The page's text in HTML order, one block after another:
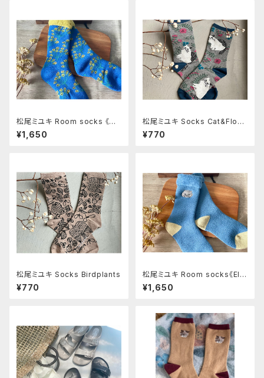
松尾ミユキ Room socks 《Mi
mosa》
¥1,650
松尾ミユキ Socks Cat&Flow
er
¥770
松尾ミユキ Socks Birdplants
¥770
松尾ミユキ Room socks《Elli
ot-Face》
¥1,650